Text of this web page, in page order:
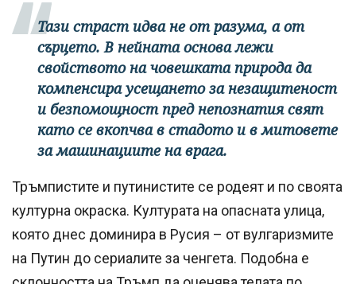
Тази страст идва не от разума, а от
сърцето. В нейната основа лежи
свойството на човешката природа да
компенсира усещането за незащитеност
и безпомощност пред непознатия свят
като се вкопчва в стадото и в митовете
за машинациите на врага.
Тръмпистите и путинистите се родеят и по своята
културна окраска. Културата на опасната улица,
която днес доминира в Русия – от вулгаризмите
на Путин до сериалите за ченгета. Подобна е